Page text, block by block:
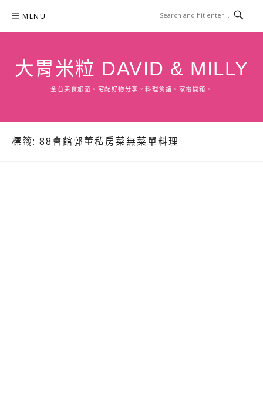
content
MENU
大胃米粒 DAVID & MILLY
全台美食旅遊。宅配好物分享。料理食譜。家電開箱。
標籤: 88會館郭董私房菜無菜單料理